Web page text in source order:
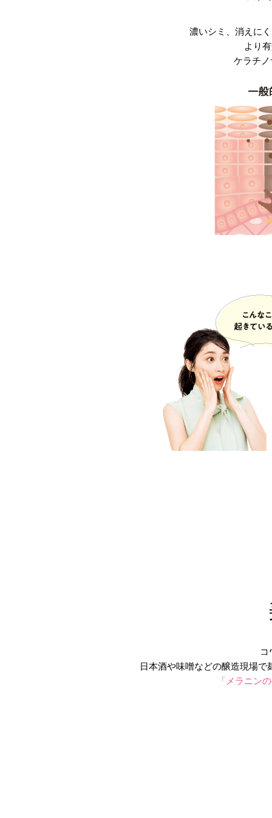
濃いシミ、消えに
より
ケラチ
日本酒や味噌などの醸造現場
「メラニン